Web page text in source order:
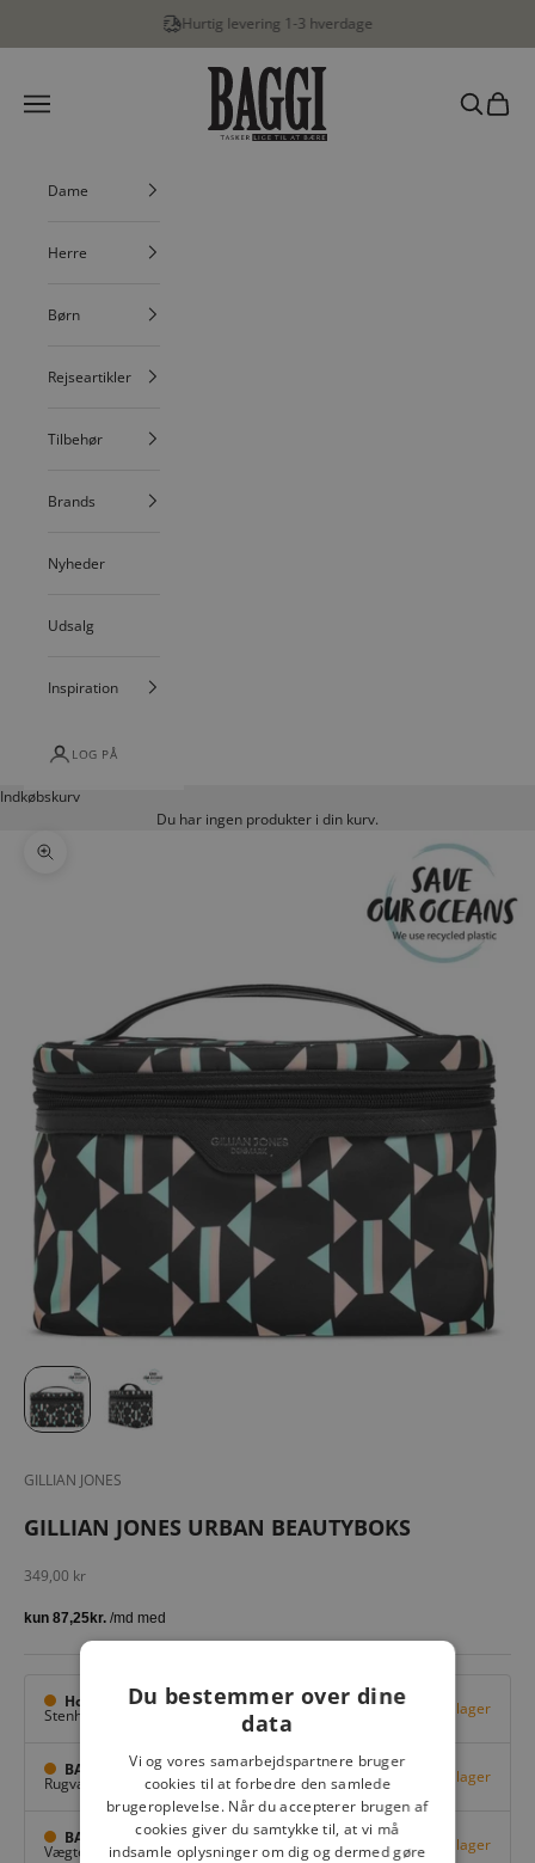
Hurtig levering 1-3 hverdage
BAGGI
Menu
Søg
Dame
Herre
Børn
Rejseartikler
Tilbehør
Brands
Nyheder
Udsalg
Inspiration
LOG PÅ
Indkøbskurv
Du har ingen produkter i din kurv.
Zoom
GILLIAN JONES
GILLIAN JONES URBAN BEAUTYBOKS
Salgspris
349,00 kr
Hovedlager
Stenhuggervej 10, Få på lager
BAGGI Tarup Center
Rugvang 36, Odense NV Få på lager
BAGGI Nyborg
Vægtergade 1, Nyborg Få på lager
Du bestemmer over dine
data
Vi og vores samarbejdspartnere bruger
cookies til at forbedre den samlede
brugeroplevelse. Når du accepterer brugen af
cookies giver du samtykke til, at vi må
indsamle oplysninger om dig og dermed gøre